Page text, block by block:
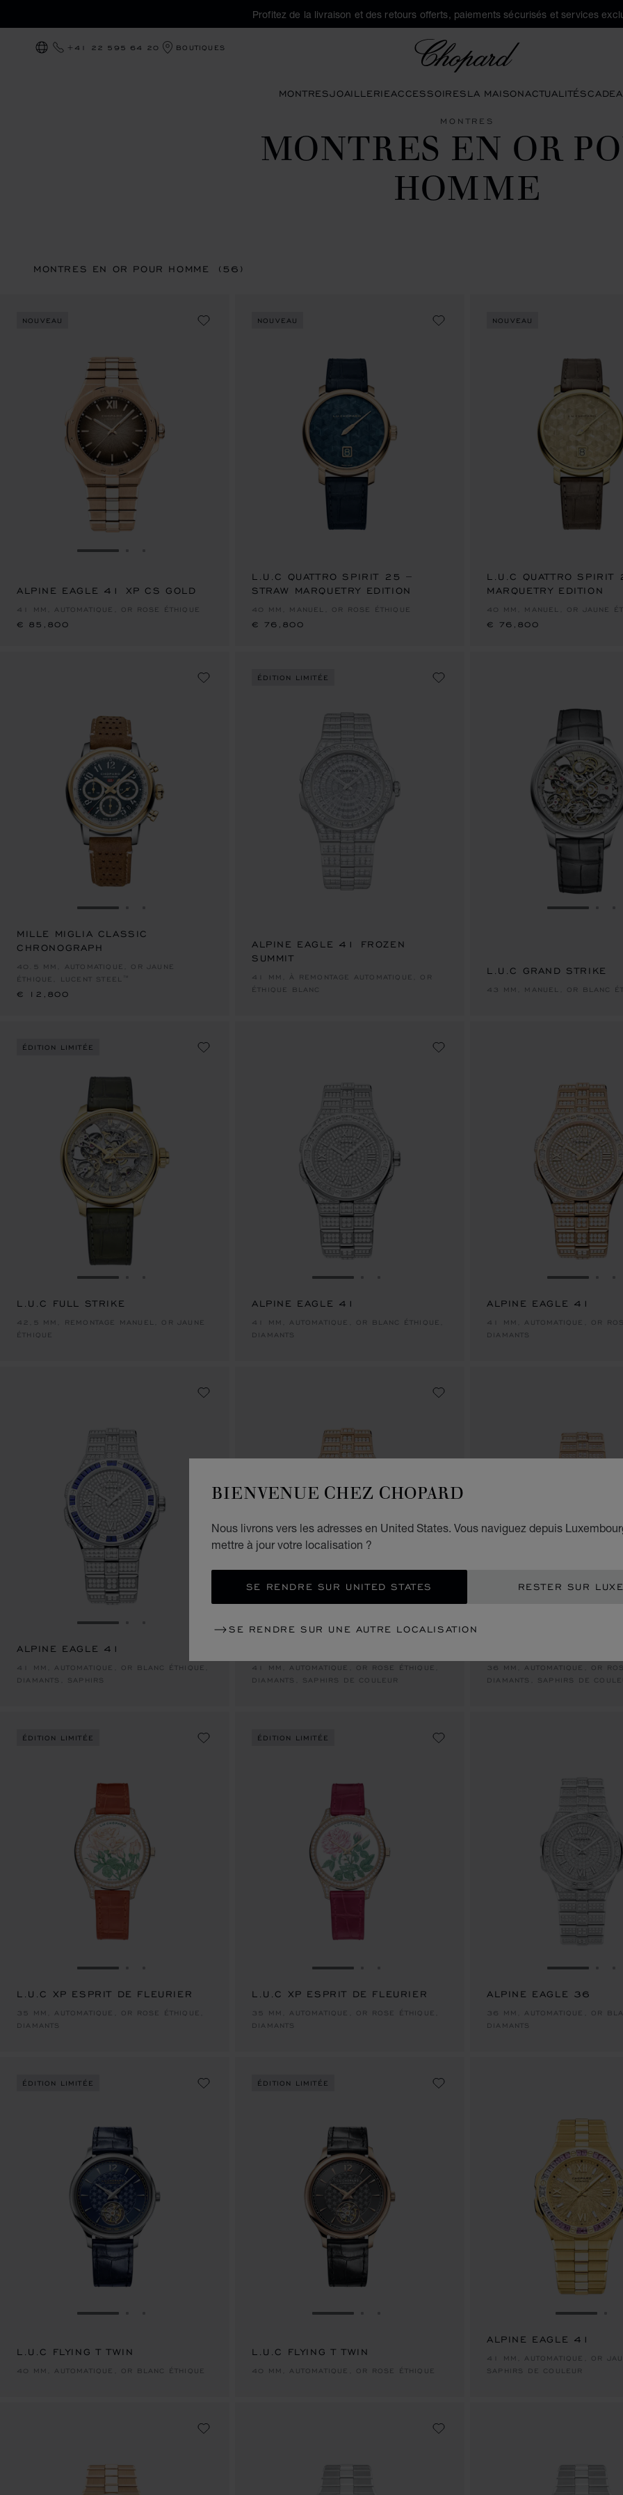
BIENVENUE CHEZ CHOPARD
Nous livrons vers les adresses en United States. Vous naviguez depuis
mettre à jour votre localisation ?
SE RENDRE SUR UNITED STATES RESTER SUR
SE RENDRE SUR UNE AUTRE LOCALISATION
Profitez de la livraison et des retours offerts, paiements sécurisés et services
LOCALISATION (CHANGER DE PAYS)
+41 22 595 64 20 BOUTIQUES
MONTRESJOAILLERIEACCESSOIRESLA MAISONACTUALITÉS
MONTRES
MONTRES EN OR
HOMME
MONTRES EN OR POUR HOMME (56)
NOUVEAU
ALLER À LA DIAPOSITIVE 1
ALPINE EAGLE 41 XP CS GOLD
41 MM, AUTOMATIQUE, OR ROSE ÉTHIQUE
€ 85,800
€ 85,800
NOUVEAU
L.U.C QUATTRO SPIRIT 25 –
STRAW MARQUETRY EDITION
40 MM, MANUEL, OR ROSE ÉTHIQUE
€ 76,800
€ 76,800
NOUVEAU
L.U.C QUATTRO SPIRIT
MARQUETRY EDITION
40 MM, MANUEL, OR JAUNE
€ 76,800
€ 76,800
ALLER À LA DIAPOSITIVE 1
MILLE MIGLIA CLASSIC
CHRONOGRAPH
40.5 MM, AUTOMATIQUE, OR JAUNE
ÉTHIQUE, LUCENT STEEL™
€ 12,800
ÉDITION LIMITÉE
ALPINE EAGLE 41 FROZEN
SUMMIT
41 MM, À REMONTAGE AUTOMATIQUE, OR
ÉTHIQUE BLANC
ALLER À LA
L.U.C GRAND STRIKE
43 MM, MANUEL, OR BLANC
ÉDITION LIMITÉE
ALLER À LA DIAPOSITIVE 1
L.U.C FULL STRIKE
42,5 MM, REMONTAGE MANUEL, OR JAUNE
ÉTHIQUE
ALLER À LA DIAPOSITIVE 1
ALPINE EAGLE 41
41 MM, AUTOMATIQUE, OR BLANC ÉTHIQUE,
DIAMANTS
ALLER À LA
ALPINE EAGLE 41
41 MM, AUTOMATIQUE, OR
DIAMANTS
ALLER À LA DIAPOSITIVE 1
ALLER À LA DIAPOSITIVE 2
ALLER À LA DIAPOSITIVE 3
ALPINE EAGLE 41
41 MM, AUTOMATIQUE, OR BLANC ÉTHIQUE,
DIAMANTS, SAPHIRS
ALLER À LA DIAPOSITIVE 1
ALLER À LA DIAPOSITIVE 2
ALLER À LA DIAPOSITIVE 3
41 MM, AUTOMATIQUE, OR ROSE ÉTHIQUE,
DIAMANTS, SAPHIRS DE COULEUR
36 MM, AUTOMATIQUE, OR
DIAMANTS, SAPHIRS DE
ÉDITION LIMITÉE
ALLER À LA DIAPOSITIVE 1
L.U.C XP ESPRIT DE FLEURIER
35 MM, AUTOMATIQUE, OR ROSE ÉTHIQUE,
DIAMANTS
ÉDITION LIMITÉE
ALLER À LA DIAPOSITIVE 1
L.U.C XP ESPRIT DE FLEURIER
35 MM, AUTOMATIQUE, OR ROSE ÉTHIQUE,
DIAMANTS
ALLER À LA
ALPINE EAGLE 36
36 MM, AUTOMATIQUE, OR
DIAMANTS
ÉDITION LIMITÉE
ALLER À LA DIAPOSITIVE 1
L.U.C FLYING T TWIN
40 MM, AUTOMATIQUE, OR BLANC ÉTHIQUE
ÉDITION LIMITÉE
ALLER À LA DIAPOSITIVE 1
L.U.C FLYING T TWIN
40 MM, AUTOMATIQUE, OR ROSE ÉTHIQUE
ALLER À
ALPINE EAGLE 41
41 MM, AUTOMATIQUE, OR
SAPHIRS DE COULEUR